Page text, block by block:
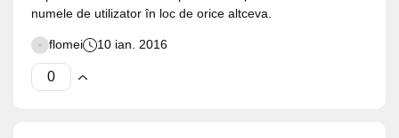
numele de utilizator în loc de orice altceva.
flomei 10 ian. 2016